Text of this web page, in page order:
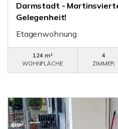
Darmstadt -
Gelegenheit!
Etagenwohnung
124 m²
WOHNFLÄCHE
4
ZIMMER